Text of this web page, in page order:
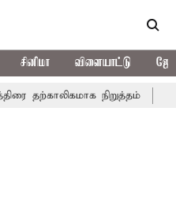
சினிமா விளையாட்டு
நிறுத்தம்